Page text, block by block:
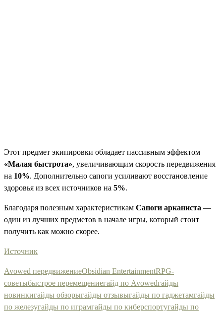
Этот предмет экипировки обладает пассивным эффектом
«Малая быстрота», увеличивающим скорость передвижения
на 10%. Дополнительно сапоги усиливают восстановление
здоровья из всех источников на 5%.
Благодаря полезным характеристикам Сапоги арканиста —
один из лучших предметов в начале игры, который стоит
получить как можно скорее.
Источник
Avowed передвижениеObsidian EntertainmentRPG-
советыбыстрое перемещениегайд по Avowedгайды
новинкигайды обзорыгайды отзывыгайды по гаджетамгайды
по железугайды по играмгайды по киберспортугайды по